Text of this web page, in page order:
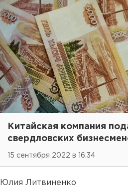
Китайская компания
свердловских
15 сентября 2022 в 16:34
Юлия Литвиненко